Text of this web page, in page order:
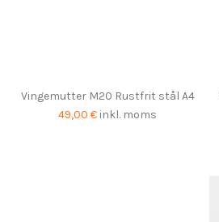
Vingemutter M20 Rustfrit stål A4
49,00 € inkl. moms